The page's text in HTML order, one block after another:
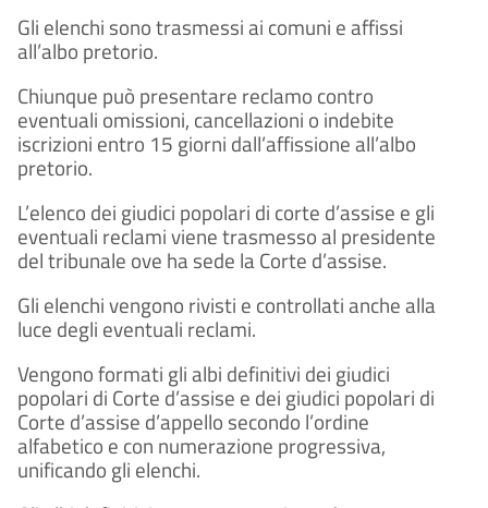
Gli elenchi sono trasmessi ai comuni e affissi
all’albo pretorio.
Chiunque può presentare reclamo contro
eventuali omissioni, cancellazioni o indebite
iscrizioni entro 15 giorni dall’affissione all’albo
pretorio.
L’elenco dei giudici popolari di corte d’assise e gli
eventuali reclami viene trasmesso al presidente
del tribunale ove ha sede la Corte d’assise.
Gli elenchi vengono rivisti e controllati anche alla
luce degli eventuali reclami.
Vengono formati gli albi definitivi dei giudici
popolari di Corte d’assise e dei giudici popolari di
Corte d’assise d’appello secondo l’ordine
alfabetico e con numerazione progressiva,
unificando gli elenchi.